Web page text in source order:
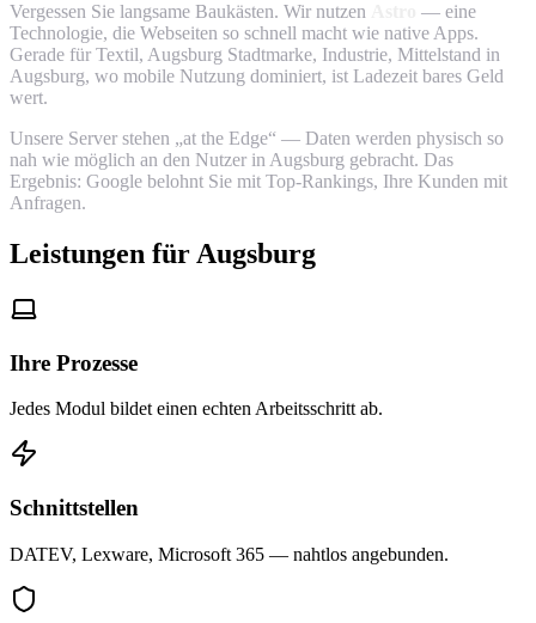
Vergessen Sie langsame Baukästen. Wir nutzen
— eine
Technologie, die Webseiten so schnell macht wie native Apps.
Gerade für Textil, Augsburg Stadtmarke, Industrie, Mittelstand in
Augsburg, wo mobile Nutzung dominiert, ist Ladezeit bares Geld
wert.
Unsere Server stehen „at the Edge“ — Daten werden physisch so
nah wie möglich an den Nutzer in Augsburg gebracht. Das
Ergebnis: Google belohnt Sie mit Top-Rankings, Ihre Kunden mit
Anfragen.
Leistungen für Augsburg
Ihre Prozesse
Jedes Modul bildet einen echten Arbeitsschritt ab.
Schnittstellen
DATEV, Lexware, Microsoft 365 — nahtlos angebunden.